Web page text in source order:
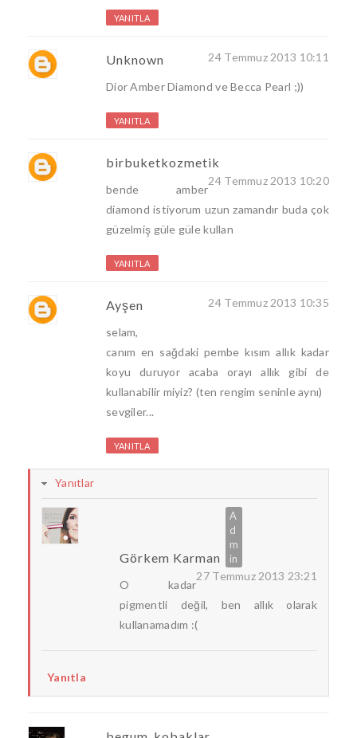
YANITLA
Unknown 24 Temmuz 2013 10:11
Dior Amber Diamond ve Becca Pearl ;))
YANITLA
birbuketkozmetik
24 Temmuz 2013 10:20
bende amber
diamond istiyorum uzun zamandır buda çok
güzelmiş güle güle kullan
YANITLA
Ayşen 24 Temmuz 2013 10:35
selam,
canım en sağdaki pembe kısım allık kadar
koyu duruyor acaba orayı allık gibi de
kullanabilir miyiz? (ten rengim seninle aynı)
sevgiler...
YANITLA
Yanıtlar
Görkem Karman
27 Temmuz 2013 23:21
O kadar
pigmentli değil, ben allık olarak
kullanamadım :(
Yanıtla